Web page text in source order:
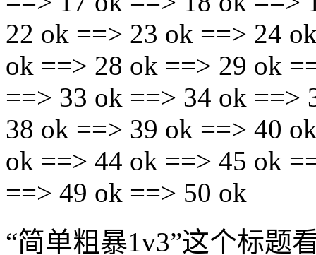
22 ok ==> 23 ok ==> 24
ok ==> 28 ok ==> 29 ok
==> 33 ok ==> 34 ok ==>
38 ok ==> 39 ok ==> 40
ok ==> 44 ok ==> 45 ok
==> 49 ok ==> 50 ok
“简单粗暴1v3”这个标题